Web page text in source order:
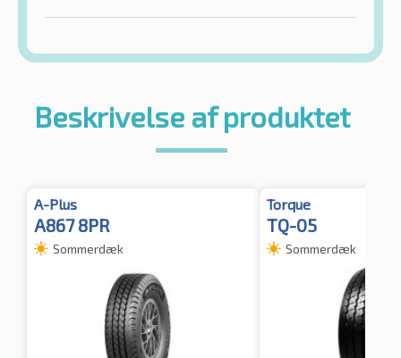
Beskrivelse af produktet
A-Plus
A867 8PR
Sommerdæk
Torque
TQ-05
Sommerdæk